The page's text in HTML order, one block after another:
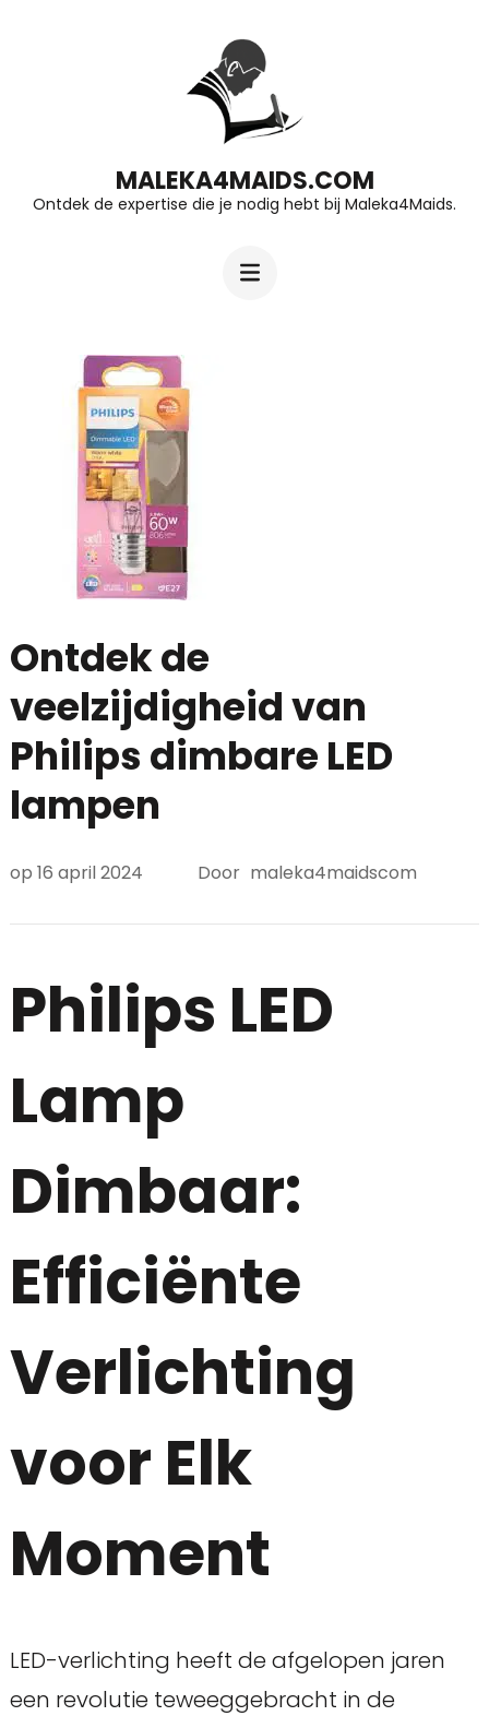
Enter)
MALEKA4MAIDS.COM
Ontdek de expertise die je nodig hebt bij Maleka4Maids.
Ontdek de
veelzijdigheid van
Philips dimbare LED
lampen
op 16 april 2024 Door maleka4maidscom
Philips LED
Lamp
Dimbaar:
Efficiënte
Verlichting
voor Elk
Moment
LED-verlichting heeft de afgelopen jaren
een revolutie teweeggebracht in de